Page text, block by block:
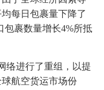
每日包裹量下降了
包裹数量增长4%所抵
络进行了重组，以提
航空货运市场份